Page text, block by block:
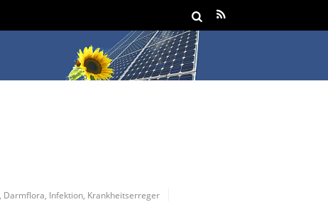
Darmflora Infektion Krankheitserreger